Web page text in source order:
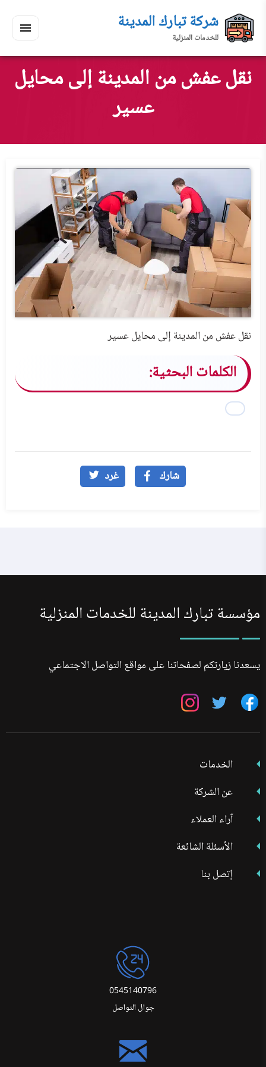
إلى
المحتوى
القائمة
شركة تبارك المدينة
للخدمات المنزلية
ابحث
في
مسكنك
ابحث
نقل عفش من المدينة إلى محايل
عسير
نقل عفش من المدينة إلى محايل عسير
الكلمات البحثية:
شارك غرد
مؤسسة تبارك المدينة للخدمات المنزلية
يسعدنا زيارتكم لصفحاتنا على مواقع التواصل الاجتماعي
تابعنا
فيسبوك
تابعنا
على
تويتر
تابعنا
انستجرام
الخدمات
عن الشركة
آراء العملاء
الأسئلة الشائعة
إتصل بنا
0545140796
جوال التواصل